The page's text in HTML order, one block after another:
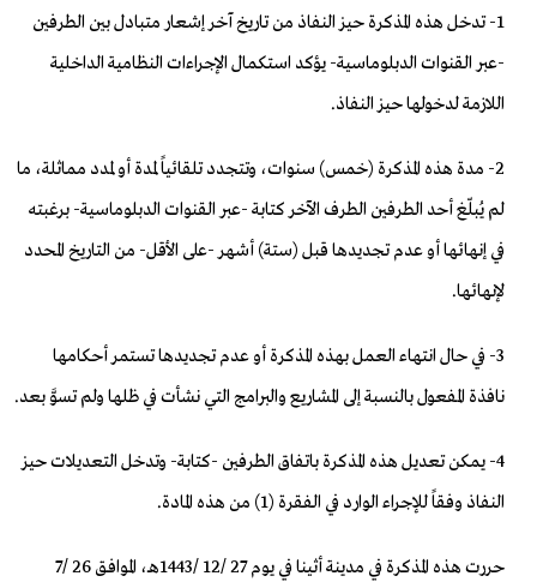
1- تدخل هذه المذكرة حيز النفاذ من تاريخ آخر إشعار متبادل بين الطرفين
-عبر القنوات الدبلوماسية- يؤكد استكمال الإجراءات النظامية الداخلية
اللازمة لدخولها حيز النفاذ.
2- مدة هذه المذكرة (خمس) سنوات، وتتجدد تلقائياً لمدة أو لمدد مماثلة، ما
لم يُبلّغ أحد الطرفين الطرف الآخر كتابة -عبر القنوات الدبلوماسية- برغبته
في إنهائها أو عدم تجديدها قبل (ستة) أشهر -على الأقل- من التاريخ المحدد
لإنهائها.
3- في حال انتهاء العمل بهذه المذكرة أو عدم تجديدها تستمر أحكامها
نافذة المفعول بالنسبة إلى المشاريع والبرامج التي نشأت في ظلها ولم تسوَّ بعد.
4- يمكن تعديل هذه المذكرة باتفاق الطرفين -كتابة- وتدخل التعديلات حيز
النفاذ وفقاً للإجراء الوارد في الفقرة (1) من هذه المادة.
حررت هذه المذكرة في مدينة أثينا في يوم 27 /12 /1443هـ، الموافق 26 /7